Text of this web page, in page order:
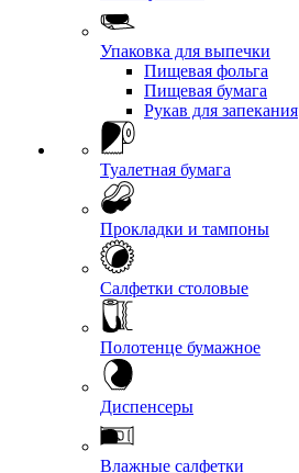
Упаковка для выпечки
Пищевая фольга
Пищевая бумага
Рукав для запекания
Туалетная бумага
Прокладки и тампоны
Салфетки столовые
Полотенце бумажное
Диспенсеры
Влажные салфетки